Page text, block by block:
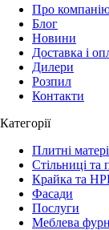
Про
Блог
Новини
Доставка і
Дилери
Розпил
Контакти
Категорії
Плитні
Стільниці та
Крайка та
Фасади
Послуги
Меблева